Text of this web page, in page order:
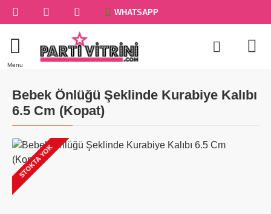
WHATSAPP
Bebek Önlüğü Şeklinde Kurabiye Kalıbı
6.5 Cm (Kopat)
STOKTA YOK